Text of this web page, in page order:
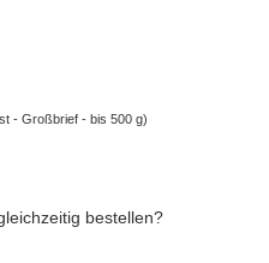
- Großbrief - bis 500 g)
bestellen?